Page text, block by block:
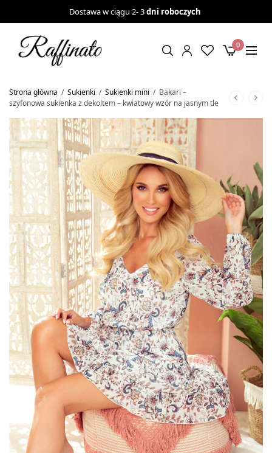
Dostawa w ciągu 2- 3dni roboczych
0
Strona główna / Sukienki / Sukienki mini / Bakari –
szyfonowa sukienka z dekoltem – kwiatowy wzór na jasnym tle